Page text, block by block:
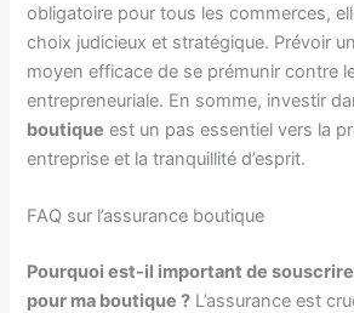
obligatoire pour tous les commerces,
choix judicieux et stratégique. Prévoir
moyen efficace de se prémunir contre
entrepreneuriale. En somme, investir
boutique est un pas essentiel vers la
entreprise et la tranquillité d’esprit.
FAQ sur l’assurance boutique
Pourquoi est-il important de
pour ma boutique ? L’assurance est